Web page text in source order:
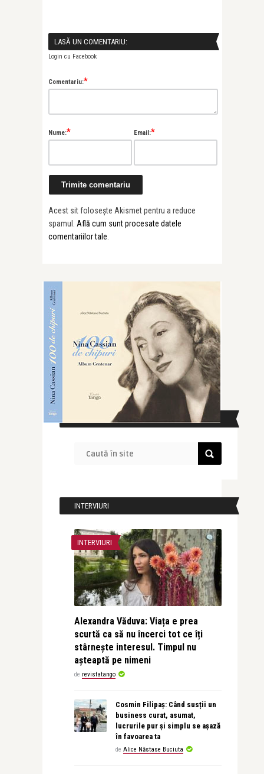
LASĂ UN COMENTARIU:
Login cu Facebook
Comentariu:*
Nume:* Email:*
Acest sit folosește Akismet pentru a reduce
spamul. Află cum sunt procesate datele
comentariilor tale
CAUTĂ ÎN SITE
INTERVIURI
INTERVIURI
Alexandra Văduva: Viața e prea
scurtă ca să nu încerci tot ce îți
stârnește interesul. Timpul nu
așteaptă pe nimeni
de revistatango
Cosmin Filipaș: Când susții un
business curat, asumat,
lucrurile pur și simplu se așază
în favoarea ta
de Alice Năstase Buciuta